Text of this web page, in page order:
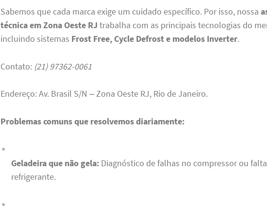
Sabemos que cada marca exige um cuidado específico. Por isso, nossa
técnica em Zona Oeste RJ trabalha com as principais tecnologias do
incluindo sistemas Frost Free, Cycle Defrost e modelos Inverter.
Contato: (21) 97362-0061
Endereço: Av. Brasil S/N – Zona Oeste RJ, Rio de Janeiro.
Problemas comuns que resolvemos diariamente:
Geladeira que não gela:Diagnóstico de falhas no compressor ou
refrigerante.